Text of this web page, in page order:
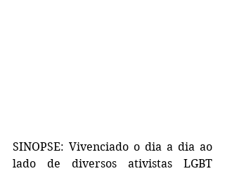
SINOPSE: Vivenciado o dia a dia ao
lado de diversos ativistas LGBT